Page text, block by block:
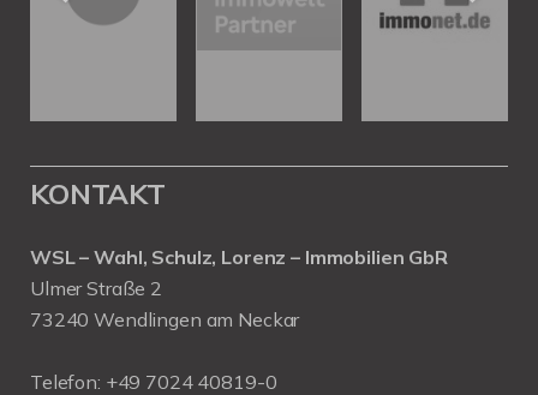
KONTAKT
WSL – Wahl, Schulz, Lorenz – Immobilien GbR
Ulmer Straße 2
73240 Wendlingen am Neckar
Telefon: +49 7024 40819-0